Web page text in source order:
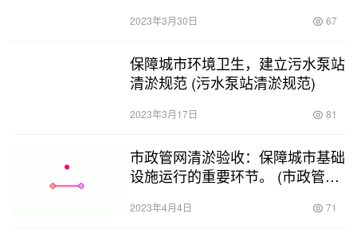
2023年3月30日 67
保障城市环境卫生，建立污水泵站
清淤规范 (污水泵站清淤规范)
2023年3月17日 81
市政管网清淤验收：保障城市基础
设施运行的重要环节。 (市政管网
2023年4月4日 71